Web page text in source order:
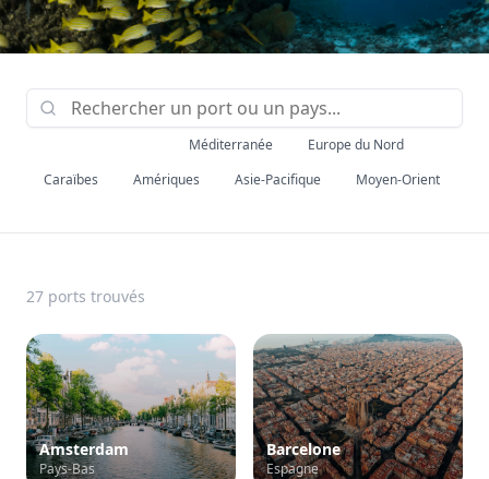
Méditerranée
Europe du Nord
Caraïbes
Amériques Asie-Pacifique Moyen-Orient
27 ports trouvés
Amsterdam
Pays-Bas
Barcelone
Espagne